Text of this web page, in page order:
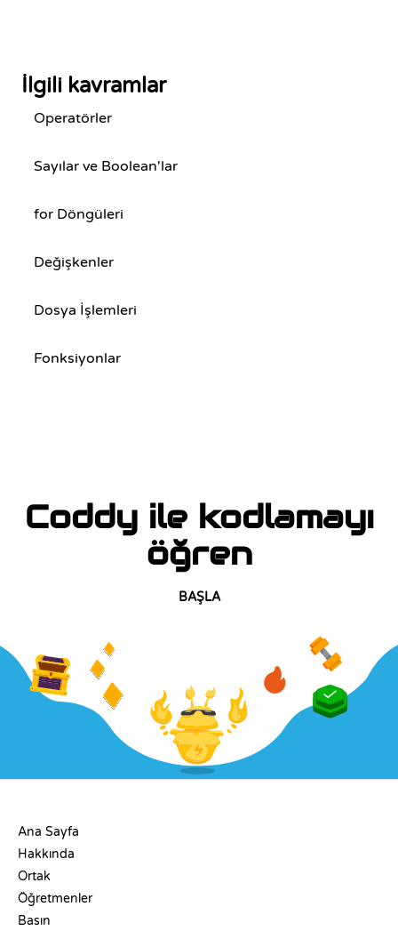
İlgili kavramlar
Operatörler
Sayılar ve Boolean'lar
for Döngüleri
Değişkenler
Dosya İşlemleri
Fonksiyonlar
Coddy ile kodlamayı
öğren
BAŞLA
Ana Sayfa
Hakkında
Ortak
Öğretmenler
Basın